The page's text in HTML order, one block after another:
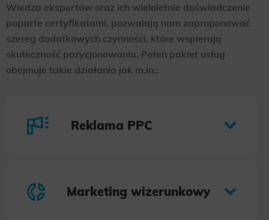
Wiedza ekspertów oraz ich wieloletnie doświadczenie
poparte certyfikatami, pozwalają nam zaproponować
szereg dodatkowych czynności, które wspierają
skuteczność pozycjonowania. Pełen pakiet usług
obejmuje takie działania jak m.in.:
Reklama PPC
Marketing wizerunkowy